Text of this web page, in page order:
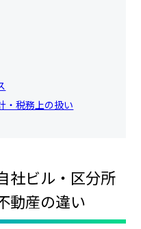
・税務上の扱い
社ビル・区分所
動産の違い